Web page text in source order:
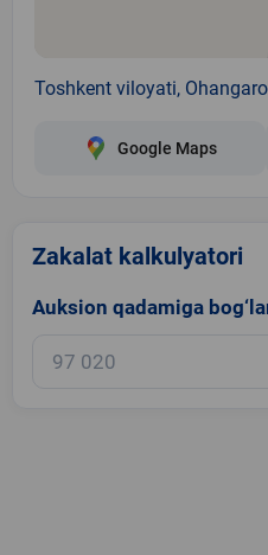
Toshkent viloyati,
Google Maps
Zakalat kalkulyatori
Auksion qadamiga